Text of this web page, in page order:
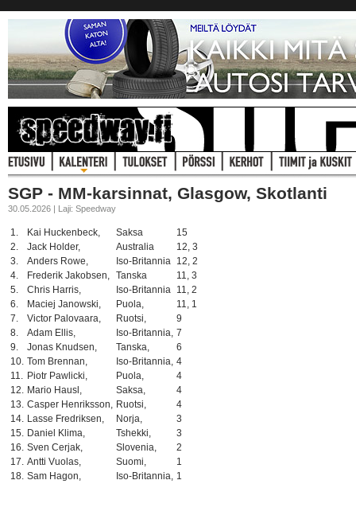
SGP - MM-karsinnat, Glasgow, Skotlanti
30.05.2026 | Laji: Speedway
1. Kai Huckenbeck, Saksa
15
2.
Jack Holder, Australia
12, 3
3.
Anders Rowe, Iso-Britannia 12, 2
4.
Frederik Jakobsen, Tanska
11, 3
5.
Chris Harris, Iso-Britannia 11, 2
6.
Maciej Janowski, Puola,
11, 1
7.
Victor Palovaara, Ruotsi,
9
8.
Adam Ellis, Iso-Britannia, 7
9.
Jonas Knudsen, Tanska,
6
10. Tom Brennan, Iso-Britannia, 4
11. Piotr Pawlicki, Puola,
4
12. Mario Hausl, Saksa,
4
13. Casper Henriksson, Ruotsi,
4
14. Lasse Fredriksen, Norja,
3
15. Daniel Klima, Tshekki,
3
16. Sven Cerjak, Slovenia,
2
17. Antti Vuolas, Suomi,
1
18. Sam Hagon, Iso-Britannia, 1